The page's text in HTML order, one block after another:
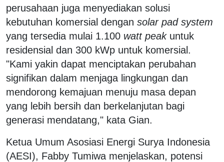
perusahaan juga menyediakan solusi
kebutuhan komersial dengan solar pad system
yang tersedia mulai 1.100 watt peakuntuk
residensial dan 300 kWp untuk komersial.
"Kami yakin dapat menciptakan perubahan
signifikan dalam menjaga lingkungan dan
mendorong kemajuan menuju masa depan
yang lebih bersih dan berkelanjutan bagi
generasi mendatang," kata Gian.
Ketua Umum Asosiasi Energi Surya Indonesia
(AESI), Fabby Tumiwa menjelaskan, potensi